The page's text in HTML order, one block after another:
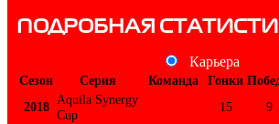
ПОДРОБНАЯ
Карьера
Сезон Серия Команда Гонки
2018 Aquila Synergy
Cup
15 9